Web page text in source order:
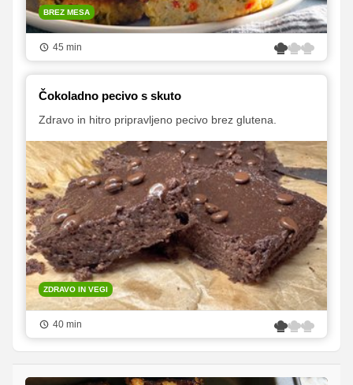
BREZ MESA
45 min
Čokoladno pecivo s skuto
Zdravo in hitro pripravljeno pecivo brez glutena.
ZDRAVO IN VEGI
40 min